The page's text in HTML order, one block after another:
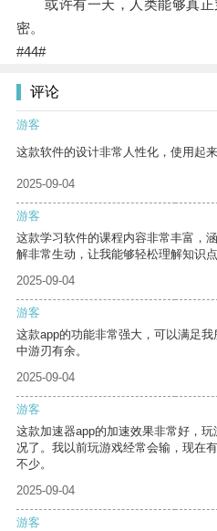
或许有一天，人类能够真正
密。
#44#
评论
游客
这款软件的设计非常人性化，使用起来
2025-09-04
游客
这款学习软件的课程内容非常丰富，
解非常生动，让我能够轻松理解知识点
2025-09-04
游客
这款app的功能非常强大，可以满足
中游刃有余。
2025-09-04
游客
这款加速器app的加速效果非常好，
况了。我以前玩游戏经常会输，现在
不少。
2025-09-04
游客